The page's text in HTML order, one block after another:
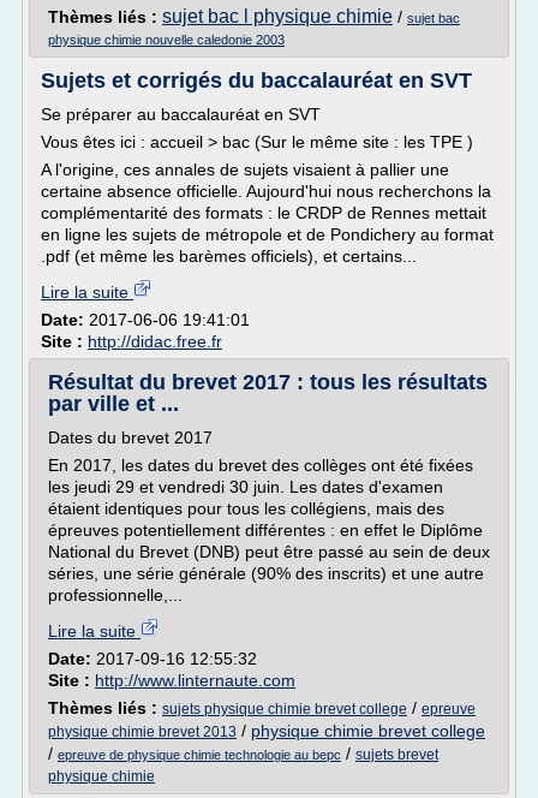
Thèmes liés : sujet bac l physique chimie / sujet bac
physique chimie nouvelle caledonie 2003
Sujets et corrigés du baccalauréat en SVT
Se préparer au baccalauréat en SVT
Vous êtes ici : accueil > bac (Sur le même site : les TPE )
A l'origine, ces annales de sujets visaient à pallier une
certaine absence officielle. Aujourd'hui nous recherchons la
complémentarité des formats : le CRDP de Rennes mettait
en ligne les sujets de métropole et de Pondichery au format
.pdf (et même les barèmes officiels), et certains...
Lire la suite
Date: 2017-06-06 19:41:01
Site : http://didac.free.fr
Résultat du brevet 2017 : tous les résultats
par ville et ...
Dates du brevet 2017
En 2017, les dates du brevet des collèges ont été fixées
les jeudi 29 et vendredi 30 juin. Les dates d'examen
étaient identiques pour tous les collégiens, mais des
épreuves potentiellement différentes : en effet le Diplôme
National du Brevet (DNB) peut être passé au sein de deux
séries, une série générale (90% des inscrits) et une autre
professionnelle,...
Lire la suite
Date: 2017-09-16 12:55:32
Site : http://www.linternaute.com
Thèmes liés : sujets physique chimie brevet college / epreuve
physique chimie brevet 2013 / physique chimie brevet college
/ epreuve de physique chimie technologie au bepc / sujets brevet
physique chimie